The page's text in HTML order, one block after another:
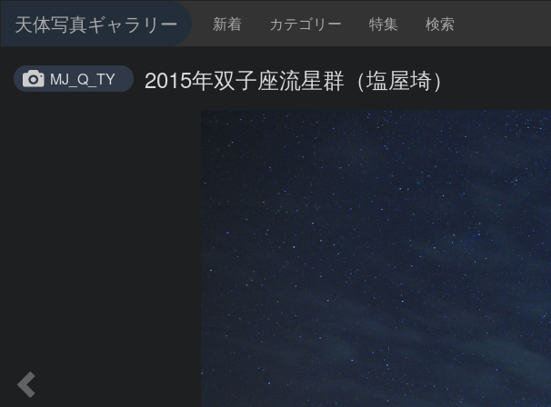
天体写真ギャラリー 新着 カテゴリー 特集 検索
MJ_Q_TY 2015年双子座流星群（塩屋埼）